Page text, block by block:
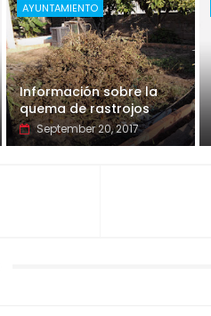
AYUNTAMIENTO
Información sobre la
quema de rastrojos
September 20, 2017